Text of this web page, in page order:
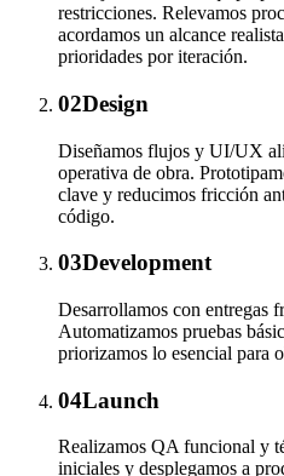
restricciones. Relevamos
acordamos un alcance
prioridades por iteración.
02Design
Diseñamos flujos y UI/UX
operativa de obra.
clave y reducimos fricción
código.
03Development
Desarrollamos con entregas
Automatizamos pruebas
priorizamos lo esencial para
04Launch
Realizamos QA funcional y
iniciales y desplegamos a